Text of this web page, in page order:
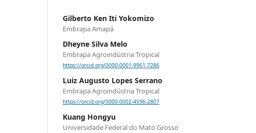
Gilberto Ken Iti Yokomizo
Embrapa Amapá
Dheyne Silva Melo
Embrapa Agroindústria Tropical
https://orcid.org/0000-0001-9961-7286
Luiz Augusto Lopes Serrano
Embrapa Agroindústria Tropical
https://orcid.org/0000-0002-4596-2807
Kuang Hongyu
Universidade Federal do Mato Grosso